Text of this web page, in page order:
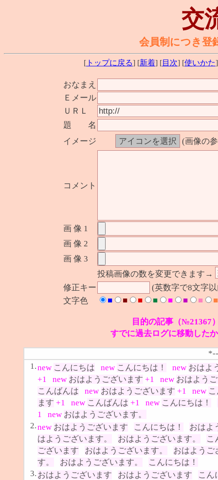
交
会員制につき登
[ トップに戻る] [新着] [目次] [使いかた
おなまえ
Ｅメール
ＵＲＬ
題 名
イメージ
(画像の
コメント
画 像 1
画 像 2
画 像 3
投稿画像の数を変更できます→
修正キー
(英数字で8文字
文字色
■ ■ ■ ■ ■ ■ ■ ■
目的の記事（№21367
すでに過去ログに移動した
1.new こんにちは new こんにちは！ new おはよ
+1
new おはようございます +1 new おはよう
こんばんは
new おはようございます +1 new
ます +1 new こんばんは +1 new こんにちは！
1
new おはようございます。
2.new おはようございます こんにちは！
おはよ
はようございます。
おはようございます。
こ
ございます
おはようございます。
おはようご
す。
おはようございます。
こんにちは！
3. おはようございます おはようございます
こん